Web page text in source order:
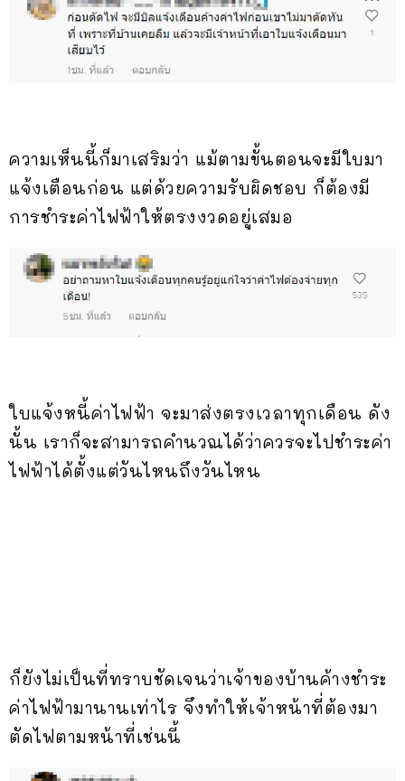
ความเห็นนี้ก็มาเสริมว่า แม้ตามขั้นตอนจะมีใบมา
แจ้งเตือนก่อน แต่ด้วยความรับผิดชอบ ก็ต้องมี
การชำระค่าไฟฟ้าให้ตรงงวดอยู่เสมอ
ใบแจ้งหนี้ค่าไฟฟ้า จะมาส่งตรงเวลาทุกเดือน ดัง
นั้น เราก็จะสามารถคำนวณได้ว่าควรจะไปชำระค่า
ไฟฟ้าได้ตั้งแต่วันไหนถึงวันไหน
ก็ยังไม่เป็นที่ทราบชัดเจนว่าเจ้าของบ้านค้างชำระ
ค่าไฟฟ้ามานานเท่าไร จึงทำให้เจ้าหน้าที่ต้องมา
ตัดไฟตามหน้าที่เช่นนี้